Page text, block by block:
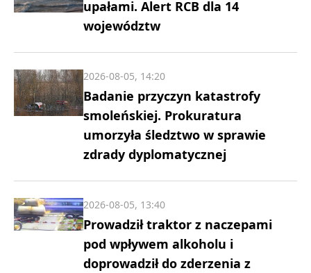
upałami. Alert RCB dla 14
województw
Badanie przyczyn katastrofy
smoleńskiej. Prokuratura
umorzyła śledztwo w sprawie
zdrady dyplomatycznej
2026-08-05, 14:20
Prowadził traktor z naczepami
pod wpływem alkoholu i
doprowadził do zderzenia z
2026-08-05, 13:40